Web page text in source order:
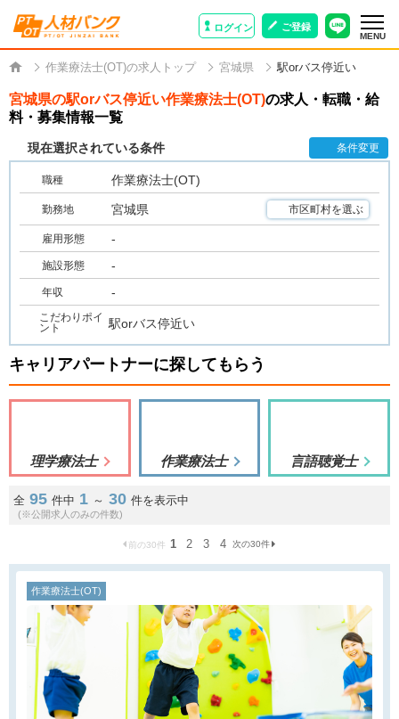
ログイン ご登録
MENU
作業療法士(OT)の求人トップ 宮城県 駅orバス停近い
宮城県の駅orバス停近い作業療法士(OT)の求人・転職・給
料・募集情報一覧
現在選択されている条件 条件変更
職種 作業療法士(OT)
勤務地 宮城県 市区町村を選ぶ
雇用形態 -
施設形態 -
年収 -
こだわりポイ
ント
駅orバス停近い
キャリアパートナーに探してもらう
理学療法士 作業療法士 言語聴覚士
全 95 件中 1 ～ 30 件を表示中
(※公開求人のみの件数)
前の30件 1 2 3 4 次の30件
作業療法士(OT)